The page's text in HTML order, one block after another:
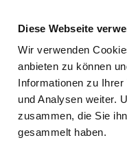
Diese Webseite
Wir verwenden
anbieten zu können
Informationen zu
und Analysen weiter.
zusammen, die Sie
gesammelt haben.